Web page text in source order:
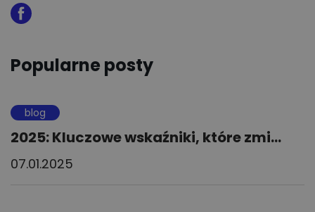
Popularne posty
blog
2025: Kluczowe wskaźniki, które zmi...
07.01.2025